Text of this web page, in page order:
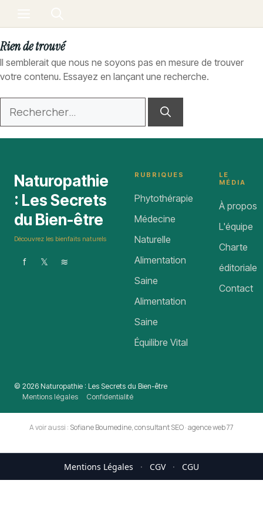
Rien de trouvé
Il semblerait que nous ne soyons pas en mesure de trouver
votre contenu. Essayez en lançant une recherche.
Naturopathie
: Les Secrets
du Bien-être
Découvrez les bienfaits naturels
f 𝕏 ≋
RUBRIQUES
Phytothérapie
Médecine
Naturelle
Alimentation
Saine
Alimentation
Saine
Équilibre Vital
LE
MÉDIA
À propos
L'équipe
Charte
éditoriale
Contact
© 2026 Naturopathie : Les Secrets du Bien-être
Mentions légales
Confidentialité
A voir aussi : Sofiane Boumedine, consultant SEO·agence web 77
Mentions Légales · CGV · CGU